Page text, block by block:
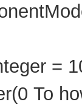
=
To